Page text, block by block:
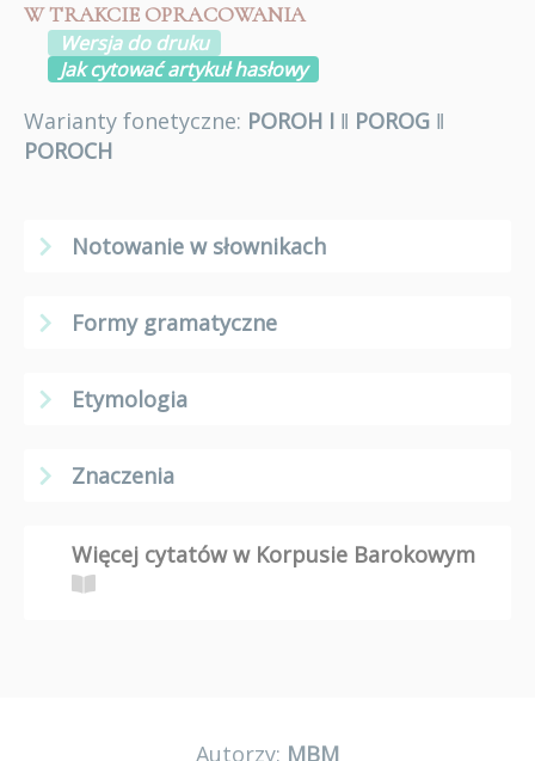
W TRAKCIE OPRACOWANIA
Wersja do druku
Jak cytować artykuł hasłowy
Warianty fonetyczne: POROH I ǁ POROG ǁ
POROCH
Notowanie w słownikach
Formy gramatyczne
Etymologia
Znaczenia
Więcej cytatów w Korpusie Barokowym
Autorzy: MBM